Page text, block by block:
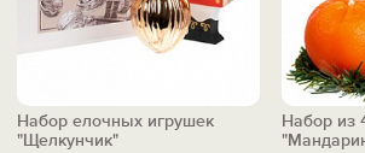
Набор елочных игрушек
"Щелкунчик"
Набор из